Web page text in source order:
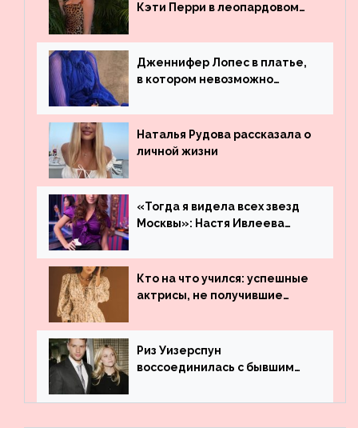
Кэти Перри в леопардовом
Дженнифер Лопес в платье,
в котором невозможно
Наталья Рудова рассказала о
личной жизни
«Тогда я видела всех звезд
Москвы»: Настя Ивлеева
популярности и выложила
архивные фото
Кто на что учился: успешные
актрисы, не получившие
Риз Уизерспун
воссоединилась с бывшим